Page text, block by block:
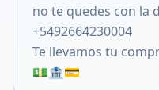
no te quedes con la
+5492664230004
Te llevamos tu
💵🏦💳